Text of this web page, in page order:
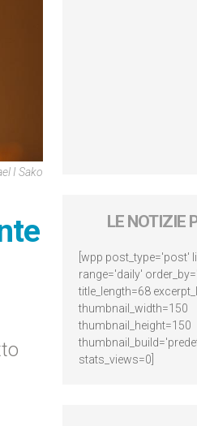
I Sako
LE NOTIZIE
[wpp post_type='post'
range='daily'
title_length=68
thumbnail_width=150
thumbnail_height=150
stats_views=0]